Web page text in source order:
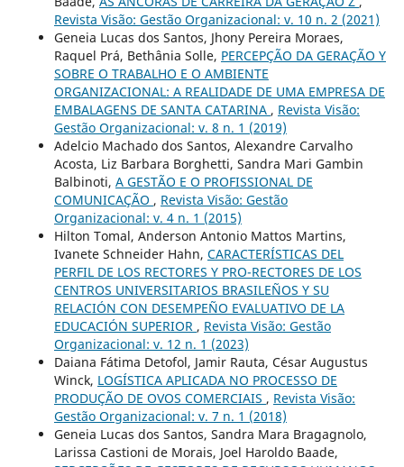
Revista Visão: Gestão Organizacional: v. 10 n. 2 (2021)
Geneia Lucas dos Santos, Jhony Pereira Moraes,
Raquel Prá, Bethânia Solle, PERCEPÇÃO DA GERAÇÃO Y
SOBRE O TRABALHO E O AMBIENTE
ORGANIZACIONAL: A REALIDADE DE UMA EMPRESA DE
EMBALAGENS DE SANTA CATARINA , Revista Visão:
Gestão Organizacional: v. 8 n. 1 (2019)
Adelcio Machado dos Santos, Alexandre Carvalho
Acosta, Liz Barbara Borghetti, Sandra Mari Gambin
Balbinoti, A GESTÃO E O PROFISSIONAL DE
COMUNICAÇÃO , Revista Visão: Gestão
Organizacional: v. 4 n. 1 (2015)
Hilton Tomal, Anderson Antonio Mattos Martins,
Ivanete Schneider Hahn, CARACTERÍSTICAS DEL
PERFIL DE LOS RECTORES Y PRO-RECTORES DE LOS
CENTROS UNIVERSITARIOS BRASILEÑOS Y SU
RELACIÓN CON DESEMPEÑO EVALUATIVO DE LA
EDUCACIÓN SUPERIOR , Revista Visão: Gestão
Organizacional: v. 12 n. 1 (2023)
Daiana Fátima Detofol, Jamir Rauta, César Augustus
Winck, LOGÍSTICA APLICADA NO PROCESSO DE
PRODUÇÃO DE OVOS COMERCIAIS , Revista Visão:
Gestão Organizacional: v. 7 n. 1 (2018)
Geneia Lucas dos Santos, Sandra Mara Bragagnolo,
Larissa Castioni de Morais, Joel Haroldo Baade,